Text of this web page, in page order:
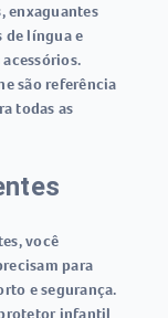
enxaguantes
de língua e
são referência
todas as
você
para
e segurança.
infantil